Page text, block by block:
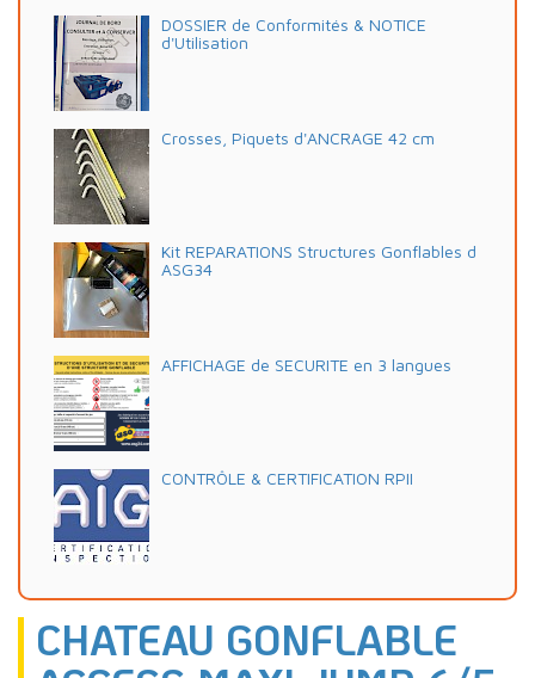
DOSSIER de Conformités & NOTICE
d'Utilisation
Crosses, Piquets d'ANCRAGE 42 cm
Kit REPARATIONS Structures Gonflables d
ASG34
AFFICHAGE de SECURITE en 3 langues
CONTRÔLE & CERTIFICATION RPII
CHATEAU GONFLABLE